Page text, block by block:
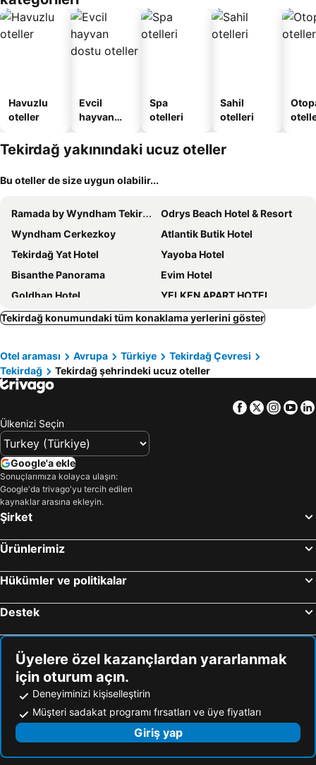
Havuzlu
oteller
Evcil
hayvan
oteller
Spa
otelleri
Sahil
otelleri
Tekirdağ yakınındaki ucuz oteller
Bu oteller de size uygun olabilir...
Ramada by Wyndham Tekirdag
Odrys Beach Hotel & Resort
Wyndham Cerkezkoy
Atlantik Butik Hotel
Tekirdağ Yat Hotel
Yayoba Hotel
Bisanthe Panorama
Evim Hotel
Goldhan Hotel
YELKEN APART HOTEL
MİLLS HOTEL
DES'OTEL
Rodosto Hotel
12 Rooms Hotel
Çavusoğlu Alp Otel
Choras Butik Otel
Çorlu Safir Hotel & City Center
59 Tekirdağ
Kingway Suite
Leila Mansion Hotel
CSK OTEL
İğdebağları Zeytin Butik Otel
Gorky Hotel
Business Express Hotel
Yeşilyurt Park Hotel
Aslanlar otel
Gözde Otel
Derİn Butİk Hotel
Tekirdağ konumundaki tüm konaklama yerlerini göster
Otel araması Avrupa Türkiye
Tekirdağ Çevresi
Tekirdağ
Tekirdağ şehrindeki ucuz oteller
Facebook
Twitter
Ülkenizi Seçin
Google'a ekle
Sonuçlarımıza kolayca ulaşın:
Google'da trivago'yu tercih edilen
kaynaklar arasına ekleyin.
Şirket
Ürünlerimiz
Hükümler ve politikalar
Destek
Üyelere özel kazançlardan yararlanmak
için oturum açın.
Deneyiminizi kişiselleştirin
Müşteri sadakat programı fırsatları ve üye fiyatları
Giriş yap